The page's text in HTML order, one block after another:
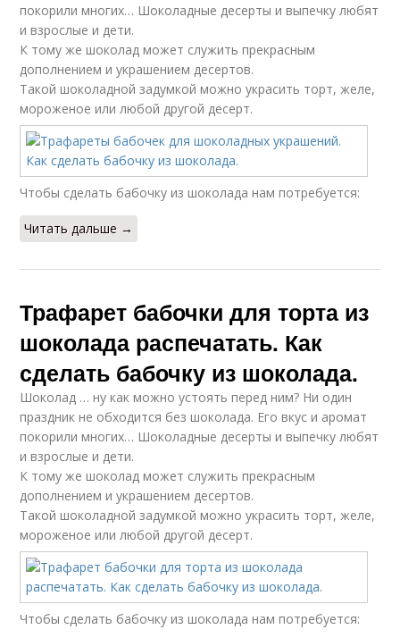
покорили многих… Шоколадные десерты и выпечку любят
и взрослые и дети.
К тому же шоколад может служить прекрасным
дополнением и украшением десертов.
Такой шоколадной задумкой можно украсить торт, желе,
мороженое или любой другой десерт.
Чтобы сделать бабочку из шоколада нам потребуется:
Читать дальше →
Трафарет бабочки для торта из
шоколада распечатать. Как
сделать бабочку из шоколада.
Шоколад … ну как можно устоять перед ним? Ни один
праздник не обходится без шоколада. Его вкус и аромат
покорили многих… Шоколадные десерты и выпечку любят
и взрослые и дети.
К тому же шоколад может служить прекрасным
дополнением и украшением десертов.
Такой шоколадной задумкой можно украсить торт, желе,
мороженое или любой другой десерт.
Чтобы сделать бабочку из шоколада нам потребуется: